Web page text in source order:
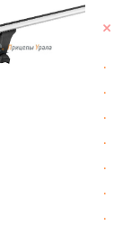
•
•
•
•
•
•
•